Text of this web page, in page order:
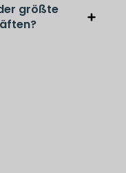
größte